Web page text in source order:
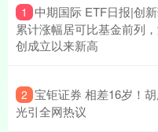
1 中期国际 ETF日报|创
累计涨幅居可比基金前列
创成立以来新高
2 宝钜证券 相差16岁！
光引全网热议